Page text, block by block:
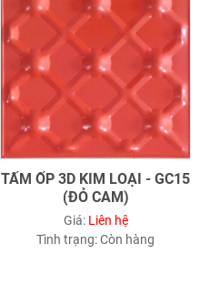
TẤM ỐP 3D KIM LOẠI - GC15
(ĐỎ CAM)
Giá: Liên hệ
Tình trạng:Còn hàng